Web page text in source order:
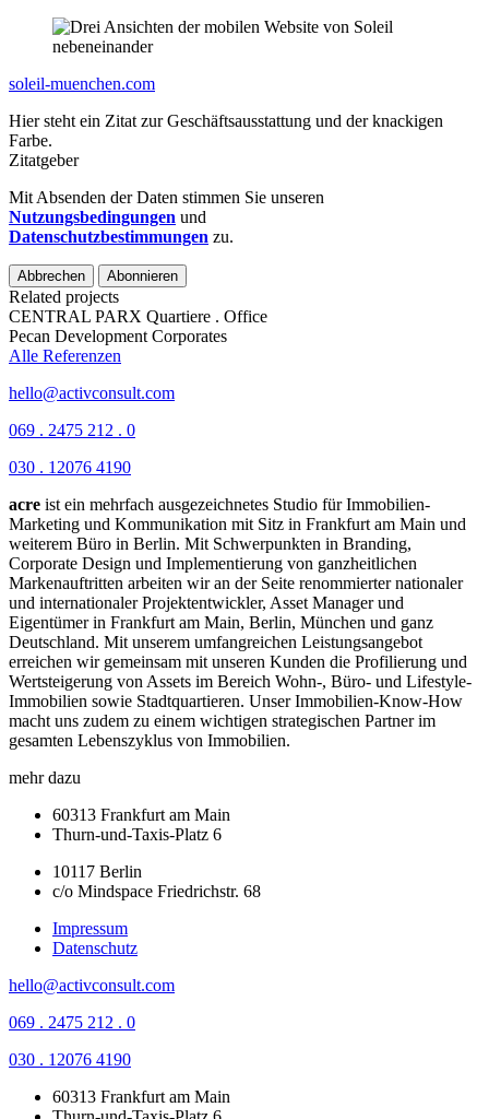
soleil-muenchen.com
Hier steht ein Zitat zur Geschäftsausstattung und der knackigen
Farbe.
Zitatgeber
Mit Absenden der Daten stimmen Sie unseren
Nutzungsbedingungen und
Datenschutzbestimmungen zu.
Abbrechen Abonnieren
Related projects
CENTRAL PARX Quartiere . Office
Pecan Development Corporates
Alle Referenzen
hello@activconsult.com
069 . 2475 212 . 0
030 . 12076 4190
acre ist ein mehrfach ausgezeichnetes Studio für Immobilien-
Marketing und Kommunikation mit Sitz in Frankfurt am Main und
weiterem Büro in Berlin. Mit Schwerpunkten in Branding,
Corporate Design und Implementierung von ganzheitlichen
Markenauftritten arbeiten wir an der Seite renommierter nationaler
und internationaler Projektentwickler, Asset Manager und
Eigentümer in Frankfurt am Main, Berlin, München und ganz
Deutschland. Mit unserem umfangreichen Leistungsangebot
erreichen wir gemeinsam mit unseren Kunden die Profilierung und
Wertsteigerung von Assets im Bereich Wohn-, Büro- und Lifestyle-
Immobilien sowie Stadtquartieren. Unser Immobilien-Know-How
macht uns zudem zu einem wichtigen strategischen Partner im
gesamten Lebenszyklus von Immobilien.
mehr dazu
60313 Frankfurt am Main
Thurn-und-Taxis-Platz 6
10117 Berlin
c/o Mindspace Friedrichstr. 68
Impressum
Datenschutz
hello@activconsult.com
069 . 2475 212 . 0
030 . 12076 4190
60313 Frankfurt am Main